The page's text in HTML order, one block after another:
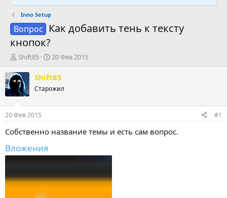
Inno Setup
Вопрос
Как добавить тень к тексту
кнопок?
А
т
о
р
т
м
ы
Shift85
Д
т
н
а
л
20 Фев 2015
Shift85
Старожил
20 Фев 2015 #1
Собственно название темы и есть сам вопрос.
Вложения